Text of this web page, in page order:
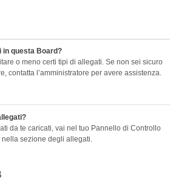
in questa Board?
o meno certi tipi di allegati. Se non sei sicuro
contatta l’amministratore per avere assistenza.
da te caricati, vai nel tuo Pannello di Controllo
sezione degli allegati.